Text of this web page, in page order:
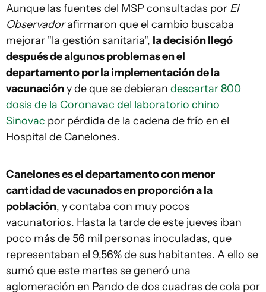
Aunque las fuentes del MSP consultadas por El
Observadorafirmaron que el cambio buscaba
mejorar "la gestión sanitaria", la decisión llegó
después de algunos problemas en el
departamento por la implementación de la
vacunacióny de que se debieran descartar 800
dosis de la Coronavac del laboratorio chino
Sinovac por pérdida de la cadena de frío en el
Hospital de Canelones.
Canelones es el departamento con menor
cantidad de vacunados en proporción a la
población, y contaba con muy pocos
vacunatorios. Hasta la tarde de este jueves iban
poco más de 56 mil personas inoculadas, que
representaban el 9,56% de sus habitantes. A ello se
sumó que este martes se generó una
aglomeración en Pando de dos cuadras de cola por